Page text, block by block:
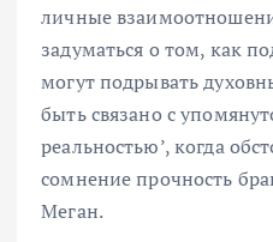
личные
задуматься о том, как
могут подрывать
быть связано с
реальностью’, когда
сомнение прочность
Меган.